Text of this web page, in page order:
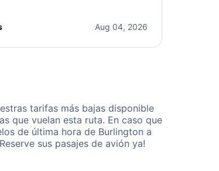
the issue. I'm grateful for the
Aug 04, 2026
tarifas más bajas disponible
que vuelan esta ruta. En caso que
de última hora de Burlington a
sus pasajes de avión ya!